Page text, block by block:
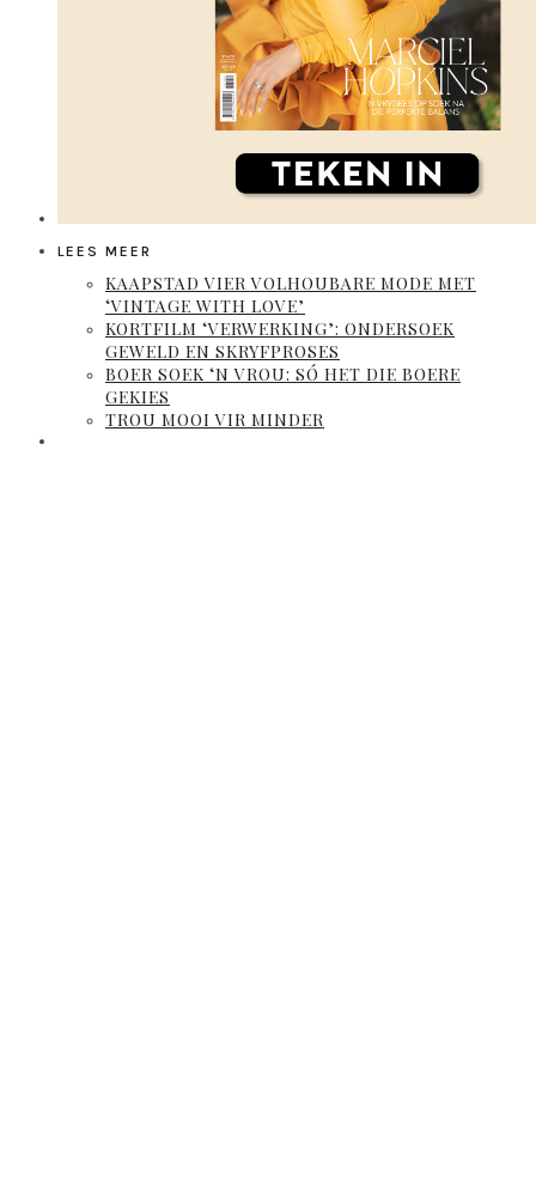
LEES MEER
KAAPSTAD VIER VOLHOUBARE MODE MET
‘VINTAGE WITH LOVE’
KORTFILM ‘VERWERKING’: ONDERSOEK
GEWELD EN SKRYFPROSES
BOER SOEK ‘N VROU: SÓ HET DIE BOERE
GEKIES
TROU MOOI VIR MINDER